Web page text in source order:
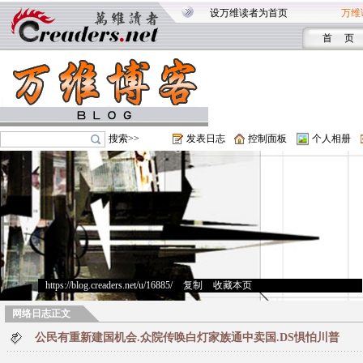
设万维读者为首页 万维
首 页
搜索>> 发表日志 控制面板 个人相册
https://blog.creaders.net/u/16885/> 复制 收藏本页
网络日志正文
公民有重新建国机会.众院传唤白灯家族通中卖国.DS惧怕川普